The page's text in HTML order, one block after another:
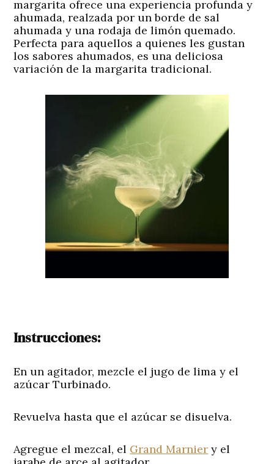
margarita ofrece una experiencia profunda y
ahumada, realzada por un borde de sal
ahumada y una rodaja de limón quemado.
Perfecta para aquellos a quienes les gustan
los sabores ahumados, es una deliciosa
variación de la margarita tradicional.
Instrucciones:
En un agitador, mezcle el jugo de lima y el
azúcar Turbinado.
Revuelva hasta que el azúcar se disuelva.
Agregue el mezcal, el Grand Marnier y el